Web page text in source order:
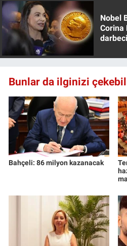
Nobel
Corina
darbeci
Bunlar da ilginizi
Bahçeli: 86 milyon kazanacak